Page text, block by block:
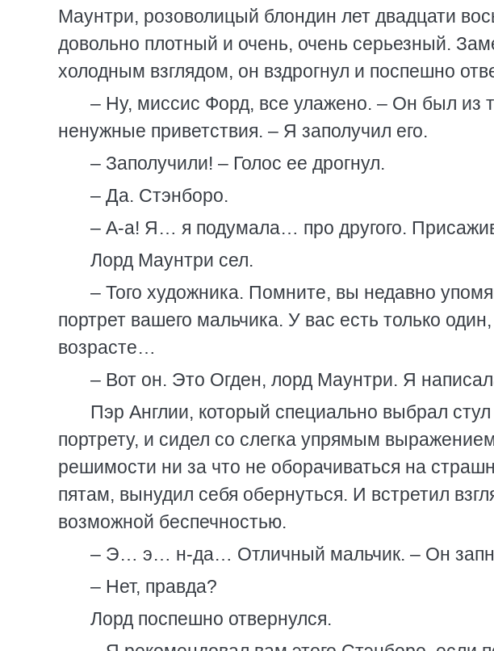
Маунтри, розоволицый блондин лет двадцати
довольно плотный и очень, очень серьезный.
холодным взглядом, он вздрогнул и поспешно
– Ну, миссис Форд, все улажено. – Он был из
ненужные приветствия. – Я заполучил его.
– Заполучили! – Голос ее дрогнул.
– Да. Стэнборо.
– А-а! Я… я подумала… про другого.
Лорд Маунтри сел.
– Того художника. Помните, вы недавно
портрет вашего мальчика. У вас есть только
возрасте…
– Вот он. Это Огден, лорд Маунтри. Я
Пэр Англии, который специально выбрал
портрету, и сидел со слегка упрямым
решимости ни за что не оборачиваться на
пятам, вынудил себя обернуться. И встретил
возможной беспечностью.
– Э… э… н-да… Отличный мальчик. – Он
– Нет, правда?
Лорд поспешно отвернулся.